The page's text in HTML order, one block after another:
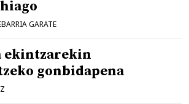
GARATE
ekintzarekin
gonbidapena